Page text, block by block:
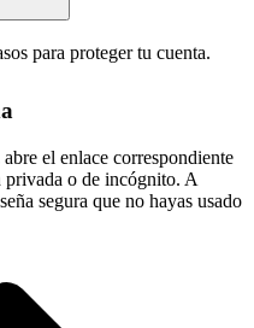
para proteger tu cuenta.
abre el enlace correspondiente
privada o de incógnito. A
segura que no hayas usado